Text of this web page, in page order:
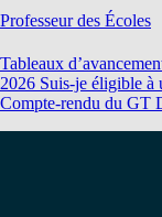
Professeur des Écoles
Tableaux
2026 Suis-je éligible à
Compte-rendu du GT